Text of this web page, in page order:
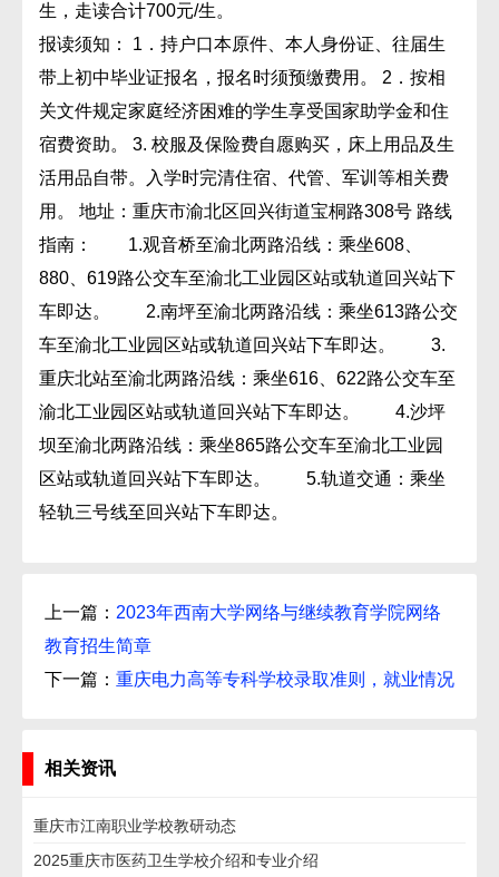
生，走读合计700元/生。
报读须知： 1．持户口本原件、本人身份证、往届生
带上初中毕业证报名，报名时须预缴费用。 2．按相
关文件规定家庭经济困难的学生享受国家助学金和住
宿费资助。 3. 校服及保险费自愿购买，床上用品及生
活用品自带。入学时完清住宿、代管、军训等相关费
用。 地址：重庆市渝北区回兴街道宝桐路308号 路线
指南： 1.观音桥至渝北两路沿线：乘坐608、
880、619路公交车至渝北工业园区站或轨道回兴站下
车即达。 2.南坪至渝北两路沿线：乘坐613路公交
车至渝北工业园区站或轨道回兴站下车即达。 3.
重庆北站至渝北两路沿线：乘坐616、622路公交车至
渝北工业园区站或轨道回兴站下车即达。 4.沙坪
坝至渝北两路沿线：乘坐865路公交车至渝北工业园
区站或轨道回兴站下车即达。 5.轨道交通：乘坐
轻轨三号线至回兴站下车即达。
上一篇： 2023年西南大学网络与继续教育学院网络
教育招生简章
下一篇： 重庆电力高等专科学校录取准则，就业情况
相关资讯
重庆市江南职业学校教研动态
2025重庆市医药卫生学校介绍和专业介绍